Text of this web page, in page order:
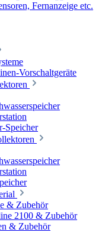
Fernanzeige etc.
Vorschaltgeräte
Speicher
& Zubehör
2100 & Zubehör
& Zubehör